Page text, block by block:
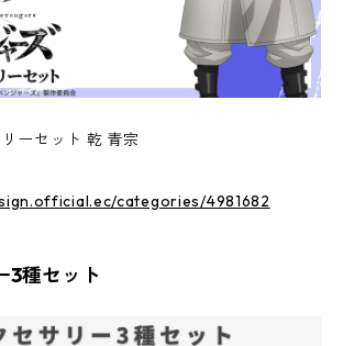
ーセット 乾 青宗
categories/4981682
3種セット